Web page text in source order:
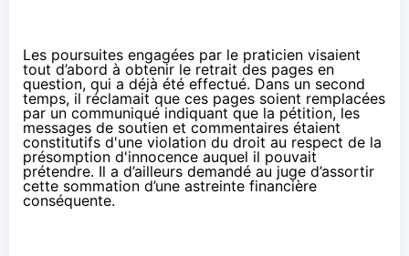
Les poursuites engagées par le praticien visaient
tout d’abord à obtenir le retrait des pages en
question, qui a déjà été effectué. Dans un second
temps, il réclamait que ces pages soient remplacées
par un communiqué indiquant que la pétition, les
messages de soutien et commentaires étaient
constitutifs d'une violation du droit au respect de la
présomption d'innocence auquel il pouvait
prétendre. Il a d’ailleurs demandé au juge d’assortir
cette sommation d’une astreinte financière
conséquente.